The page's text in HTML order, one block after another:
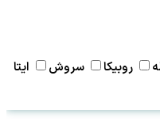
روبیکا سروش ایتا